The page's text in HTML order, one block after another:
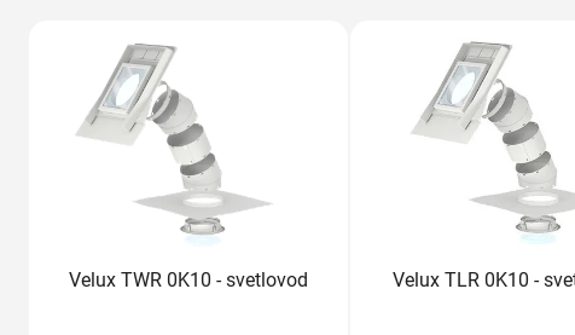
Velux TWR 0K10 - svetlovod Velux TLR 0K10 -